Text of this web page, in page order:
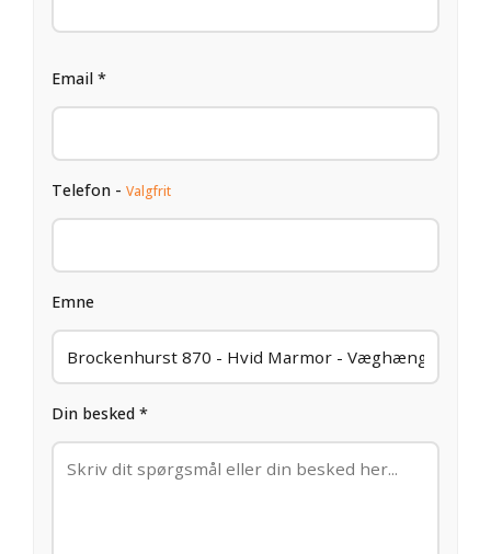
Email *
Telefon - Valgfrit
Emne
Din besked *